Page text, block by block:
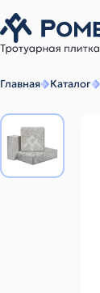
Главная Каталог